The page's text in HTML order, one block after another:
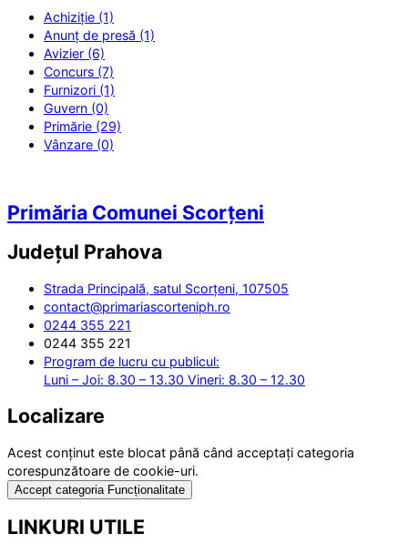
Achiziție (1)
Anunț de presă (1)
Avizier (6)
Concurs (7)
Furnizori (1)
Guvern (0)
Primărie (29)
Vânzare (0)
Primăria Comunei Scorțeni
Județul Prahova
Strada Principală, satul Scorțeni, 107505
contact@primariascorteniph.ro
0244 355 221
0244 355 221
Program de lucru cu publicul:
Luni – Joi: 8.30 – 13.30 Vineri: 8.30 – 12.30
Localizare
Acest conținut este blocat până când acceptați categoria
corespunzătoare de cookie-uri.
Accept categoria Funcționalitate
LINKURI UTILE